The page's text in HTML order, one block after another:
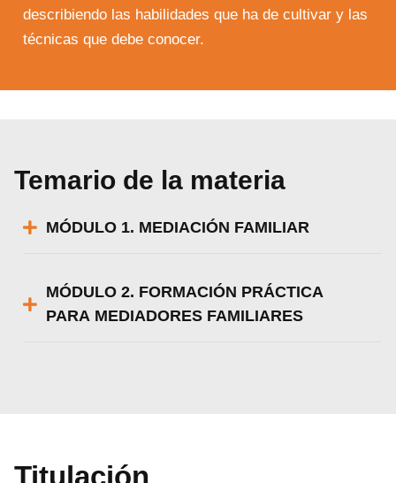
describiendo las habilidades que ha de cultivar y las
técnicas que debe conocer.
Temario de la materia
MÓDULO 1. MEDIACIÓN FAMILIAR
MÓDULO 2. FORMACIÓN PRÁCTICA
PARA MEDIADORES FAMILIARES
Titulación